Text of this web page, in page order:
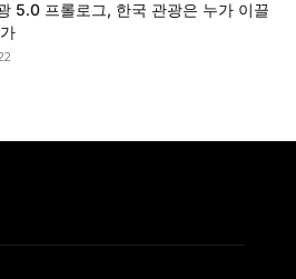
5.0 프롤로그, 한국 관광은 누가 이끌